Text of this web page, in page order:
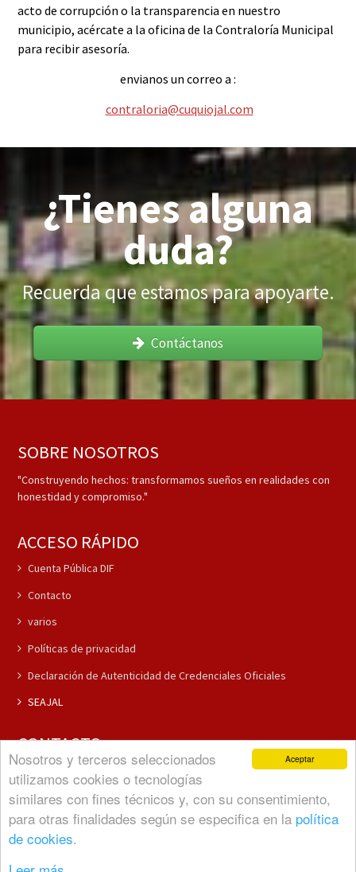
Aceptar
Nosotros y terceros seleccionados
utilizamos cookies o tecnologías
similares con fines técnicos y, con su consentimiento,
para otras finalidades según se especifica en la política
de cookies.
acto de corrupción o la transparencia en nuestro
municipio, acércate a la oficina de la Contraloría Municipal
para recibir asesoría.
envianos un correo a :
contraloria@cuquiojal.com
¿Tienes alguna
duda?
Recuerda que estamos para apoyarte.
Contáctanos
SOBRE NOSOTROS
"Construyendo hechos: transformamos sueños en realidades con
honestidad y compromiso."
ACCESO RÁPIDO
Cuenta Pública DIF
Contacto
varios
Políticas de privacidad
Declaración de Autenticidad de Credenciales Oficiales
SEAJAL
CONTACTO
(37) 3796-5381
(37) 3796-5292
Comunicacion@cuquiojal.com